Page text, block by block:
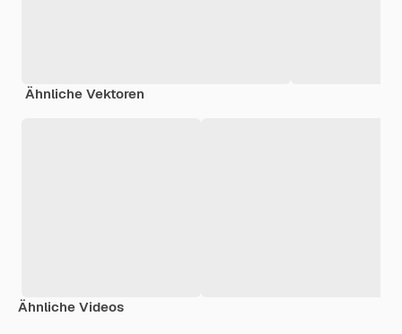
Ähnliche Vektoren
Ähnliche Videos